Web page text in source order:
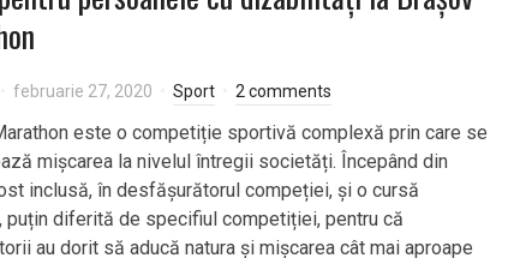
februarie 27, 2020 Sport 2 comments
este o competiție sportivă complexă prin care se
mișcarea la nivelul întregii societăți. Începând din
inclusă, în desfășurătorul compeției, și o cursă
puțin diferită de specifiul competiției, pentru că
au dorit să aducă natura și mișcarea cât mai aproape